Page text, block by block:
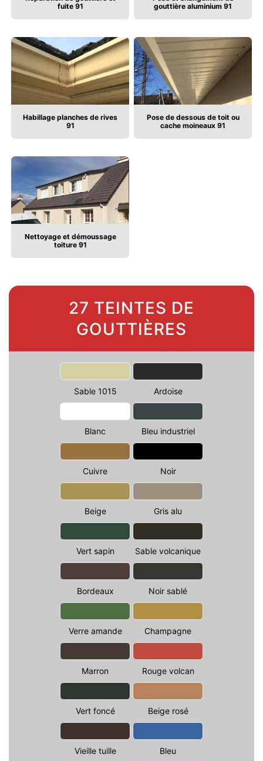
fuite 91
gouttière aluminium 91
Habillage planches de rives
91
Pose de dessous de toit ou
cache moineaux 91
Nettoyage et démoussage
toiture 91
27 TEINTES DE
GOUTTIÈRES
Sable 1015
Blanc
Cuivre
Beige
Vert sapin
Bordeaux
Verre amande
Marron
Vert foncé
Vieille tuille
Ardoise
Bleu industriel
Noir
Gris alu
Sable volcanique
Noir sablé
Champagne
Rouge volcan
Beige rosé
Bleu